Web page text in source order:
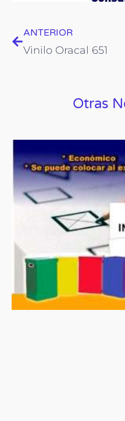
Prev
ANTERIOR
Vinilo Oracal 651
Otras